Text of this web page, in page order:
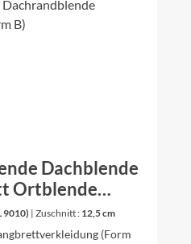
Ortblende
9010) | Zuschnitt : 12,5 cm
(Form